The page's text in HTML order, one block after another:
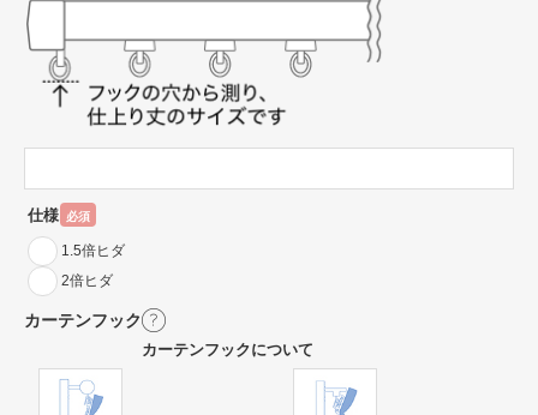
仕様 必須
1.5倍ヒダ
2倍ヒダ
カーテンフック
カーテンフックについて